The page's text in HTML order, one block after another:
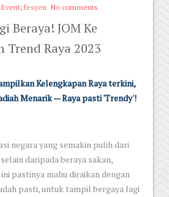
Event, fesyen No comments
Beraya! JOM Ke
Trend Raya 2023
Kelengkapan Raya terkini,
Menarik — Raya pasti 'Trendy'!
negara yang semakin pulih dari
daripada beraya sakan,
pastinya mahu diraikan dengan
pasti, untuk tampil bergaya lagi